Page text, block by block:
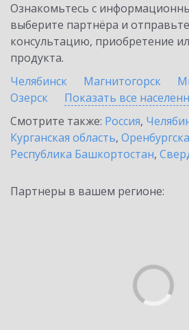
Ознакомьтесь с
выберите партнёра и
консультацию, приобретение
продукта.
Челябинск
Магнитогорск
Озерск
Показать все
Смотрите также: Россия,
Курганская область,
Республика Башкортостан,
Партнеры в вашем регионе: